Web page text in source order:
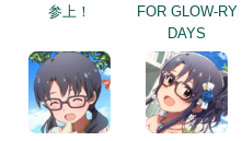
参上！
FOR GLOW-RY
DAYS